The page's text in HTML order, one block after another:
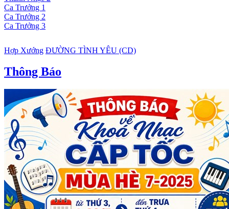
Ca Trưởng 1
Ca Trưởng 2
Ca Trưởng 3
Hợp Xướng ĐƯỜNG TÌNH YÊU (CD)
Thông Báo